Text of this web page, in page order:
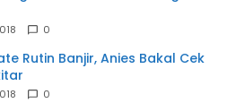
0
Rutin Banjir, Anies Bakal Cek
0